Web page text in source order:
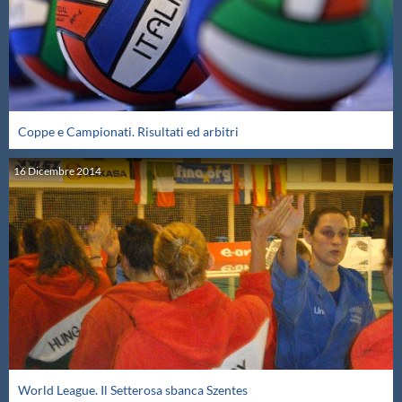
Coppe e Campionati. Risultati ed arbitri
16Dicembre2014
World League. Il Setterosa sbanca Szentes